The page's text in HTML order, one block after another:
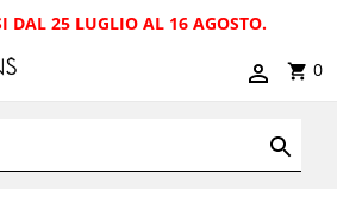
DAL 25 LUGLIO AL 16 AGOSTO.
0